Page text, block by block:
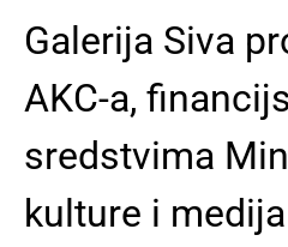
Galerija Siva
AKC-a,
sredstvima
kulture i